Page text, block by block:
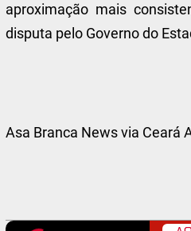
aproximação mais
disputa pelo Governo do
Asa Branca News via Ceará